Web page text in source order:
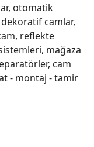
otomatik
camlar,
reflekte
mağaza
cam
- montaj - tamir